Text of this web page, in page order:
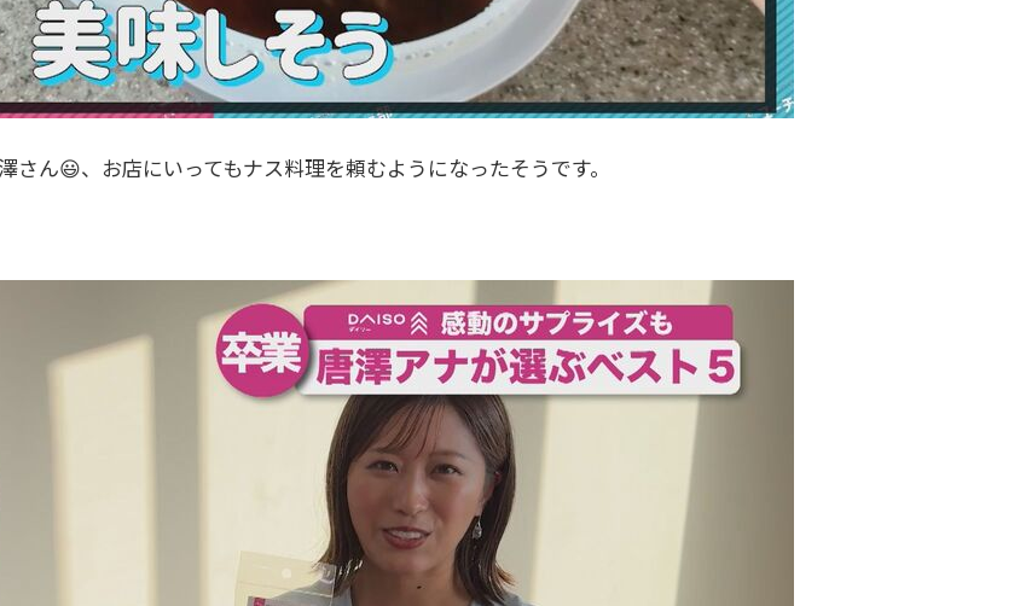
ん😃、お店にいってもナス料理を頼むようになったそうです。